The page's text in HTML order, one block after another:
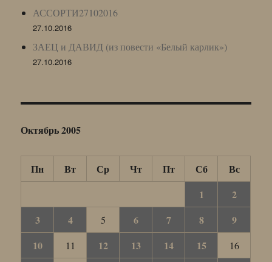
АССОРТИ27102016
27.10.2016
ЗАЕЦ и ДАВИД (из повести «Белый карлик»)
27.10.2016
Октябрь 2005
Пн Вт Ср Чт Пт Сб
Вс
1
2
3
4 5 6 7 8
9
10
11 12 13 14 15 16